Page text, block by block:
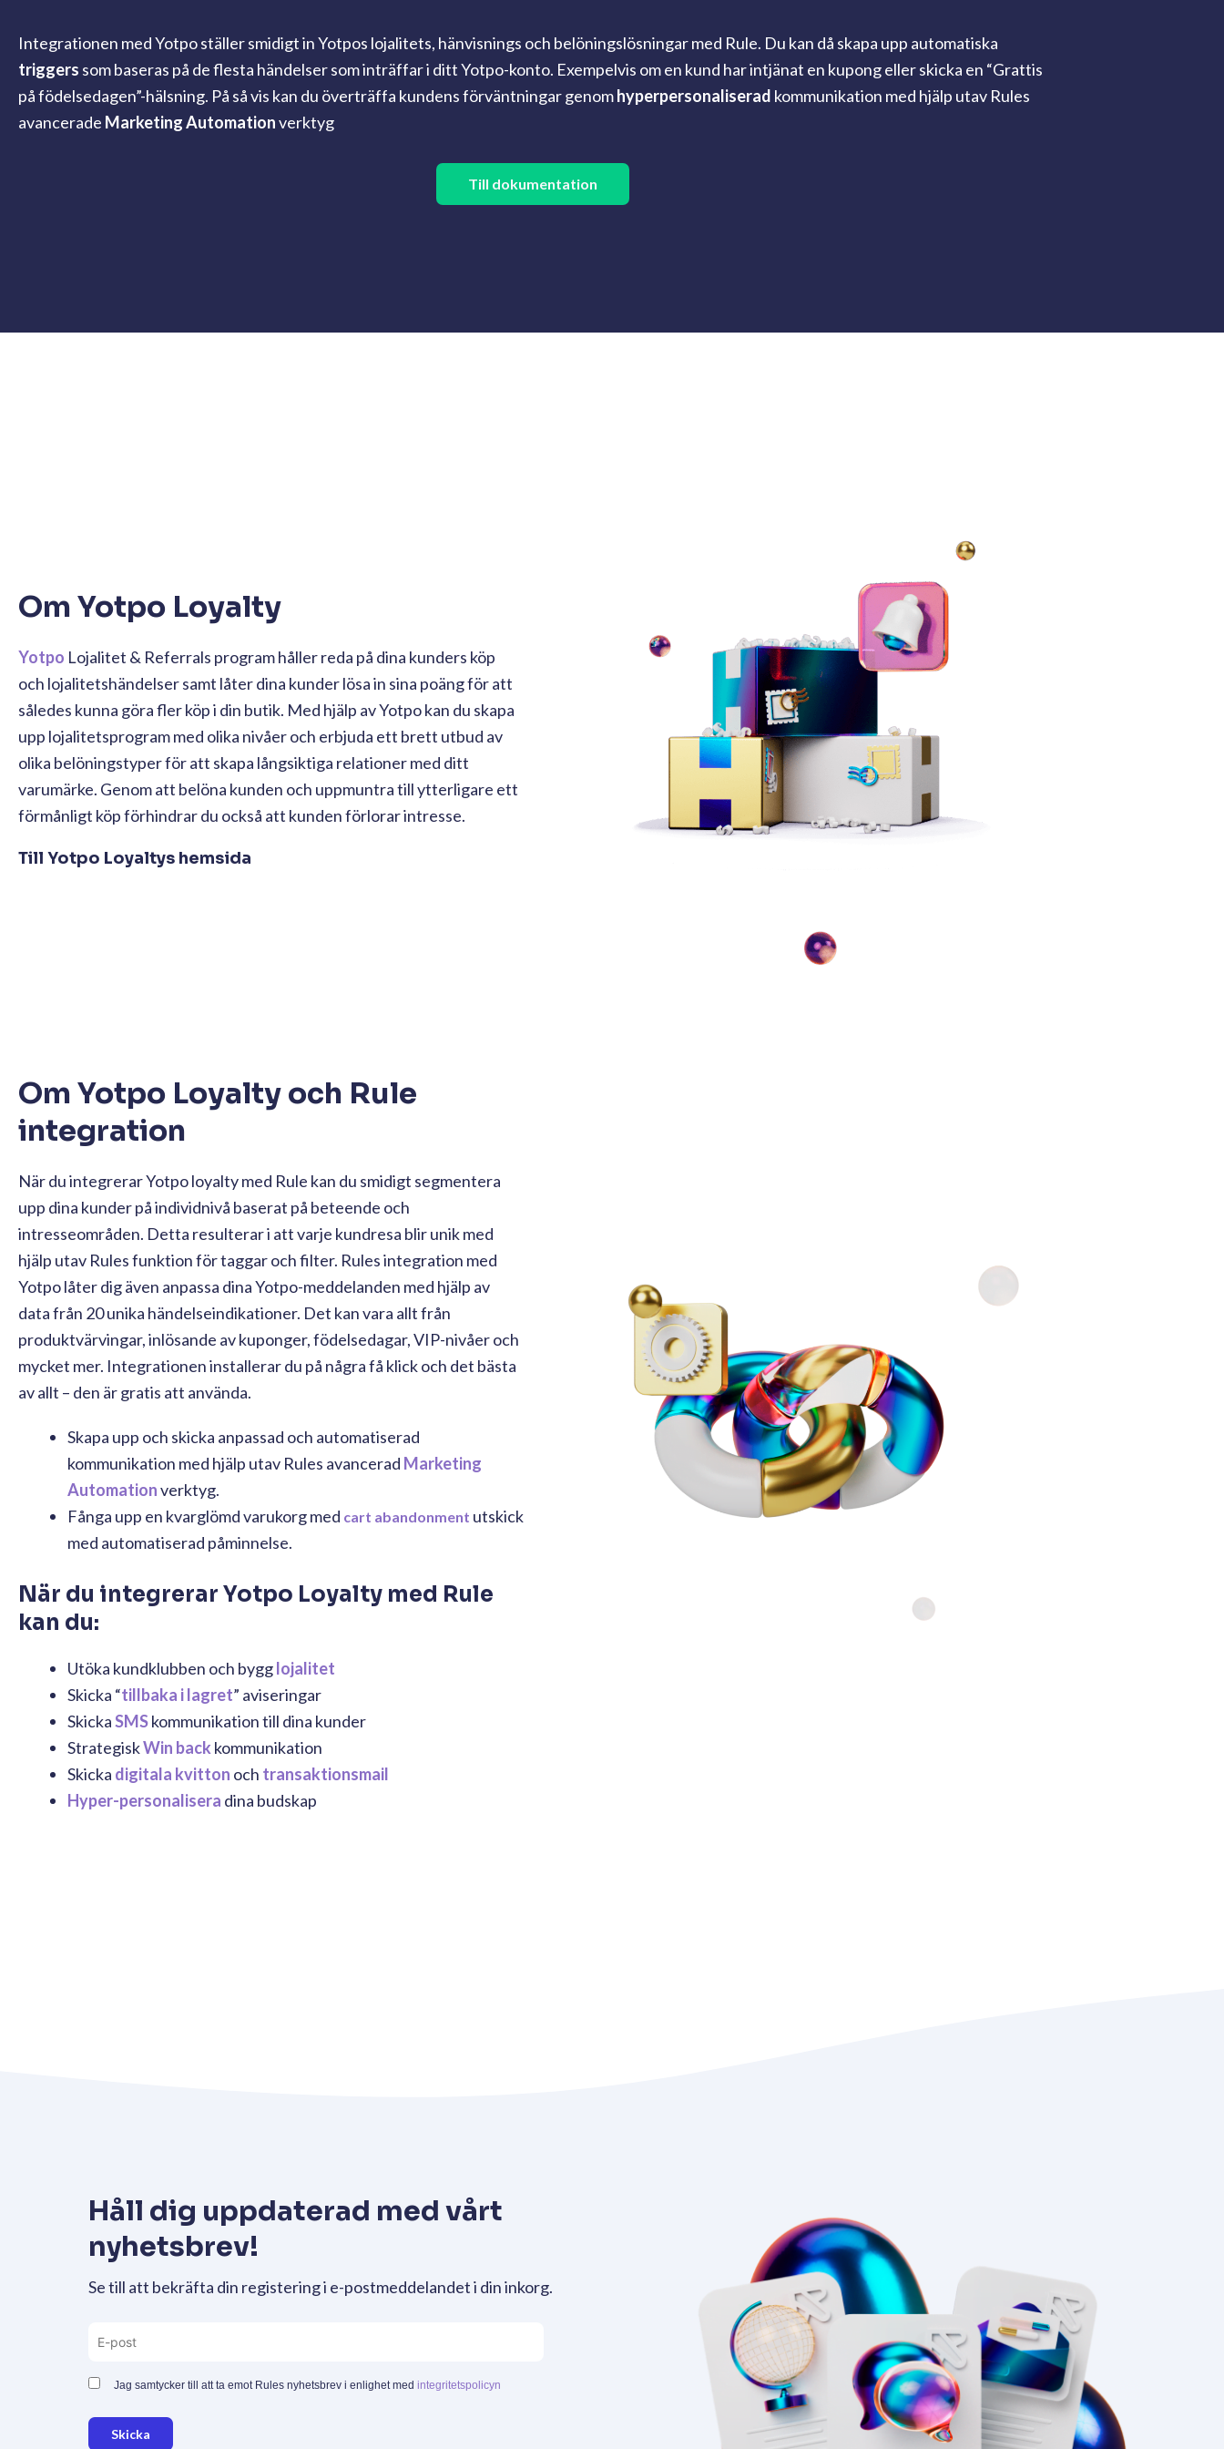
Integrationen med Yotpo ställer smidigt in Yotpos lojalitets, hänvisnings och belöningslösningar med Rule. Du kan då skapa upp automatiska
triggers som baseras på de flesta händelser som inträffar i ditt Yotpo-konto. Exempelvis om en kund har intjänat en kupong eller skicka en “Grattis
på födelsedagen”-hälsning. På så vis kan du överträffa kundens förväntningar genomhyperpersonaliserad kommunikation med hjälp utav Rules
avancerade Marketing Automationverktyg
Till dokumentation
Om Yotpo Loyalty
Yotpo Lojalitet & Referrals program håller reda på dina kunders köp
och lojalitetshändelser samt låter dina kunder lösa in sina poäng för att
således kunna göra fler köp i din butik. Med hjälp av Yotpo kan du skapa
upp lojalitetsprogram med olika nivåer och erbjuda ett brett utbud av
olika belöningstyper för att skapa långsiktiga relationer med ditt
varumärke. Genom att belöna kunden och uppmuntra till ytterligare ett
förmånligt köp förhindrar du också att kunden förlorar intresse.
Till Yotpo Loyaltys hemsida
Om Yotpo Loyalty och Rule
integration
När du integrerar Yotpo loyalty med Rule kan du smidigt segmentera
upp dina kunder på individnivå baserat på beteende och
intresseområden. Detta resulterar i att varje kundresa blir unik med
hjälp utav Rules funktion för taggar och filter. Rules integration med
Yotpo låter dig även anpassa dina Yotpo-meddelanden med hjälp av
data från 20 unika händelseindikationer. Det kan vara allt från
produktvärvingar, inlösande av kuponger, födelsedagar, VIP-nivåer och
mycket mer. Integrationen installerar du på några få klick och det bästa
av allt – den är gratis att använda.
Skapa upp och skicka anpassad och automatiserad
kommunikation med hjälp utav Rules avancerad Marketing
Automationverktyg.
Fånga upp en kvarglömd varukorg med cart abandonment utskick
med automatiserad påminnelse.
När du integrerar Yotpo Loyalty med Rule
kan du:
Utöka kundklubben och bygglojalitet
Skicka “tillbaka i lagret” aviseringar
SkickaSMSkommunikation till dina kunder
StrategiskWin back kommunikation
Skicka digitala kvitton och transaktionsmail
Hyper-personalisera dina budskap
Håll dig uppdaterad med vårt
nyhetsbrev!
Se till att bekräfta din registering i e-postmeddelandet i din inkorg.
Jag samtycker till att ta emot Rules nyhetsbrev i enlighet med integritetspolicyn
Skicka